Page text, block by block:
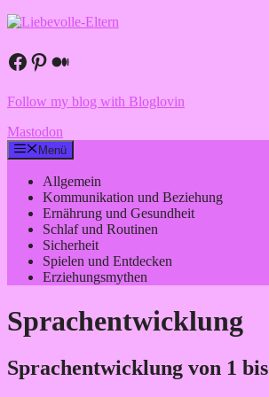
Zum
springen
Facebook
Pinterest
Medium
Follow my blog with Bloglovin
Mastodon
Menü
Allgemein
Kommunikation und Beziehung
Ernährung und Gesundheit
Schlaf und Routinen
Sicherheit
Spielen und Entdecken
Erziehungsmythen
Sprachentwicklung
Sprachentwicklung von 1